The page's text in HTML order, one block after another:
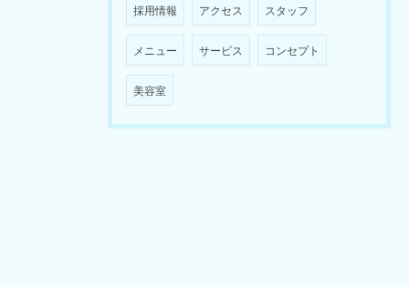
採用情報 アクセス スタッフ
メニュー サービス コンセプト
美容室